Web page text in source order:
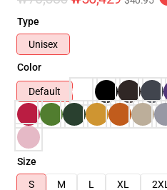
Type
Unisex
Color
Default
Size
S
M L XL 2XL